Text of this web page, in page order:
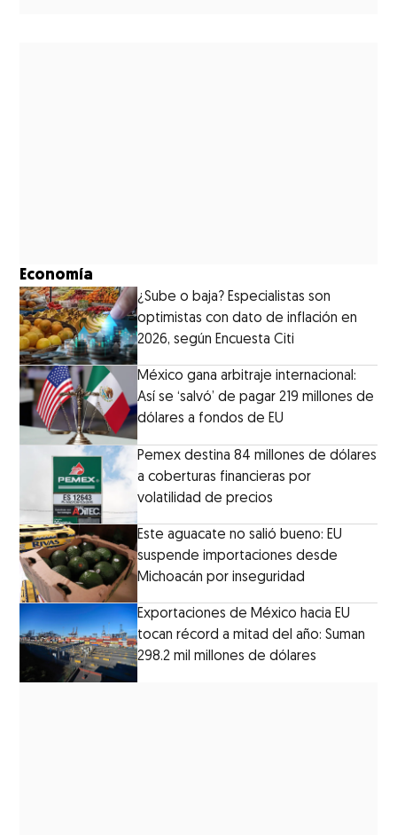
Economía
¿Sube o baja? Especialistas son
optimistas con dato de inflación en
2026, según Encuesta Citi
México gana arbitraje internacional:
Así se ‘salvó’ de pagar 219 millones de
dólares a fondos de EU
Pemex destina 84 millones de dólares
a coberturas financieras por
volatilidad de precios
Este aguacate no salió bueno: EU
suspende importaciones desde
Michoacán por inseguridad
Exportaciones de México hacia EU
tocan récord a mitad del año: Suman
298.2 mil millones de dólares